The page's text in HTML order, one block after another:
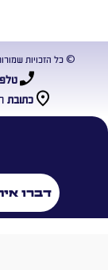
כתובת
© כל הזכויות
דברו